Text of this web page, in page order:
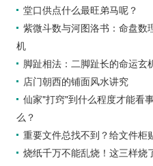
堂口供点什么最旺弟马呢？
紫微斗数与河图洛书：命盘数
机
脚趾相法：二脚趾长的命运玄
店门朝西的铺面风水讲究
仙家"打窍"到什么程度才能看
么？
重要文件总找不到？给文件柜
烧纸千万不能乱烧！这三样烧